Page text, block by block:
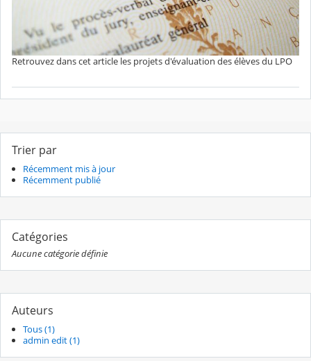
Retrouvez dans cet article les projets d'évaluation des élèves du LPO
Trier par
Récemment mis à jour
Récemment publié
Catégories
Aucune catégorie définie
Auteurs
Tous (1)
admin edit (1)